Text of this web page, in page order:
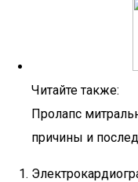
Читайте также:
Пролапс
причины и